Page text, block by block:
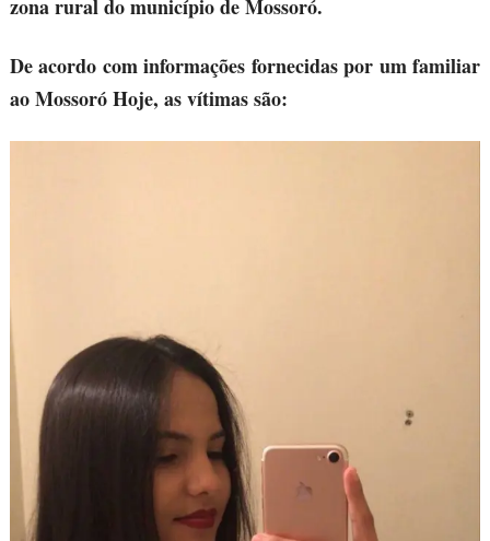
zona rural do município de Mossoró.
De acordo com informações fornecidas por um familiar
ao Mossoró Hoje, as vítimas são: